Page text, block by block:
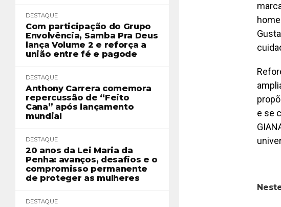
DESTAQUE
Com participação do Grupo
Envolvência, Samba Pra Deus
lança Volume 2 e reforça a
união entre fé e pagode
DESTAQUE
Anthony Carrera comemora
repercussão de “Feito
Cana” após lançamento
mundial
DESTAQUE
20 anos da Lei Maria da
Penha: avanços, desafios e o
compromisso permanente
de proteger as mulheres
DESTAQUE
e se